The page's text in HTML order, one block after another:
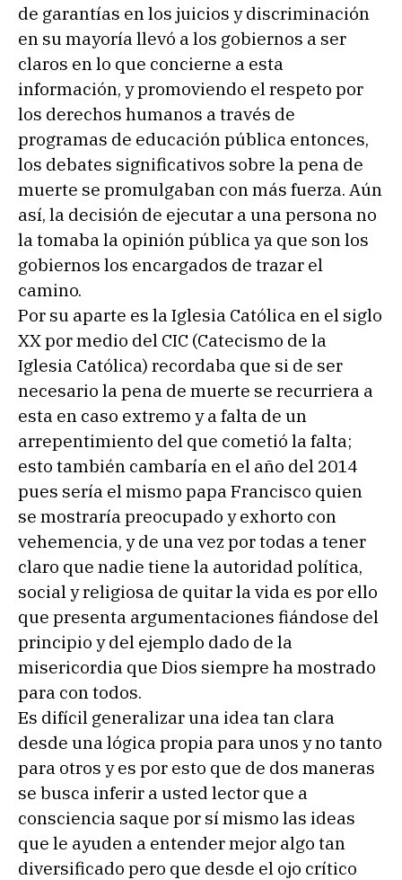
de garantías en los juicios y discriminación
en su mayoría llevó a los gobiernos a ser
claros en lo que concierne a esta
información, y promoviendo el respeto por
los derechos humanos a través de
programas de educación pública entonces,
los debates significativos sobre la pena de
muerte se promulgaban con más fuerza. Aún
así, la decisión de ejecutar a una persona no
la tomaba la opinión pública ya que son los
gobiernos los encargados de trazar el
camino.
Por su aparte es la Iglesia Católica en el siglo
XX por medio del CIC (Catecismo de la
Iglesia Católica) recordaba que si de ser
necesario la pena de muerte se recurriera a
esta en caso extremo y a falta de un
arrepentimiento del que cometió la falta;
esto también cambaría en el año del 2014
pues sería el mismo papa Francisco quien
se mostraría preocupado y exhorto con
vehemencia, y de una vez por todas a tener
claro que nadie tiene la autoridad política,
social y religiosa de quitar la vida es por ello
que presenta argumentaciones fiándose del
principio y del ejemplo dado de la
misericordia que Dios siempre ha mostrado
para con todos.
Es difícil generalizar una idea tan clara
desde una lógica propia para unos y no tanto
para otros y es por esto que de dos maneras
se busca inferir a usted lector que a
consciencia saque por sí mismo las ideas
que le ayuden a entender mejor algo tan
diversificado pero que desde el ojo crítico